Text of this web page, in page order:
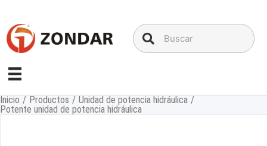
contenido
Inicio / Productos / Unidad de potencia hidráulica /
Potente unidad de potencia hidráulica